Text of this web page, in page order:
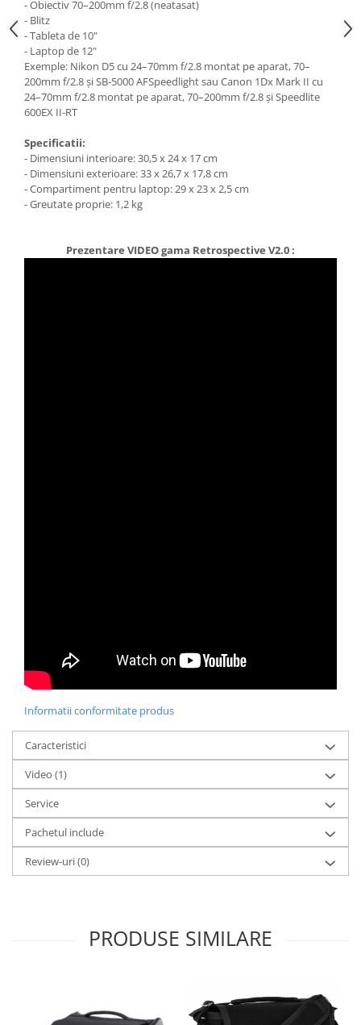
- Obiectiv 70–200mm f/2.8 (neatasat)
- Blitz
- Tableta de 10"
- Laptop de 12"
Exemple: Nikon D5 cu 24–70mm f/2.8 montat pe aparat, 70–
200mm f/2.8 și SB-5000 AFSpeedlight sau Canon 1Dx Mark II cu
24–70mm f/2.8 montat pe aparat, 70–200mm f/2.8 și Speedlite
600EX II-RT
Specificatii:
- Dimensiuni interioare: 30,5 x 24 x 17 cm
- Dimensiuni exterioare: 33 x 26,7 x 17,8 cm
- Compartiment pentru laptop: 29 x 23 x 2,5 cm
- Greutate proprie: 1,2 kg
Prezentare VIDEO gama Retrospective V2.0 :
Informatii conformitate produs
Caracteristici
Video (1)
Service
Pachetul include
Review-uri(0)
PRODUSE SIMILARE